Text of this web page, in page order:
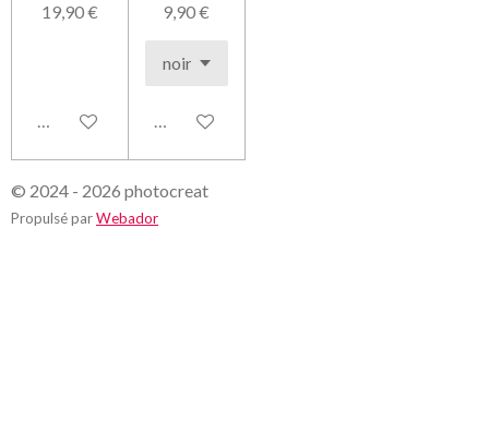
19,90 €
Voir les détails
9,90 €
Voir les détails
© 2024 - 2026 photocreat
Propulsé parWebador